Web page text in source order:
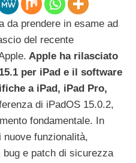
da prendere in esame ad
del recente
Apple ha rilasciato
per iPad e il software
a iPad, iPad Pro,
di iPadOS 15.0.2,
fondamentale. In
funzionalità,
e patch di sicurezza